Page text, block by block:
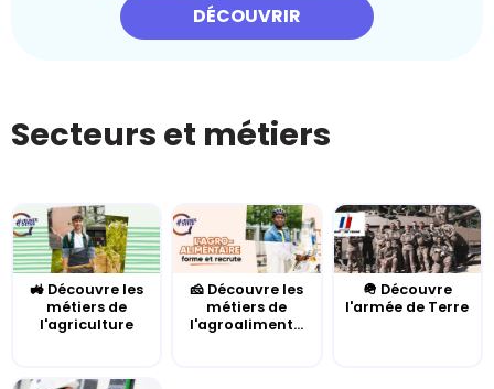
DÉCOUVRIR
Secteurs et métiers
🚜 Découvre les
métiers de
l'agriculture
🧀 Découvre les
métiers de
l'agroaliment...
🪖 Découvre
l'armée de Terre